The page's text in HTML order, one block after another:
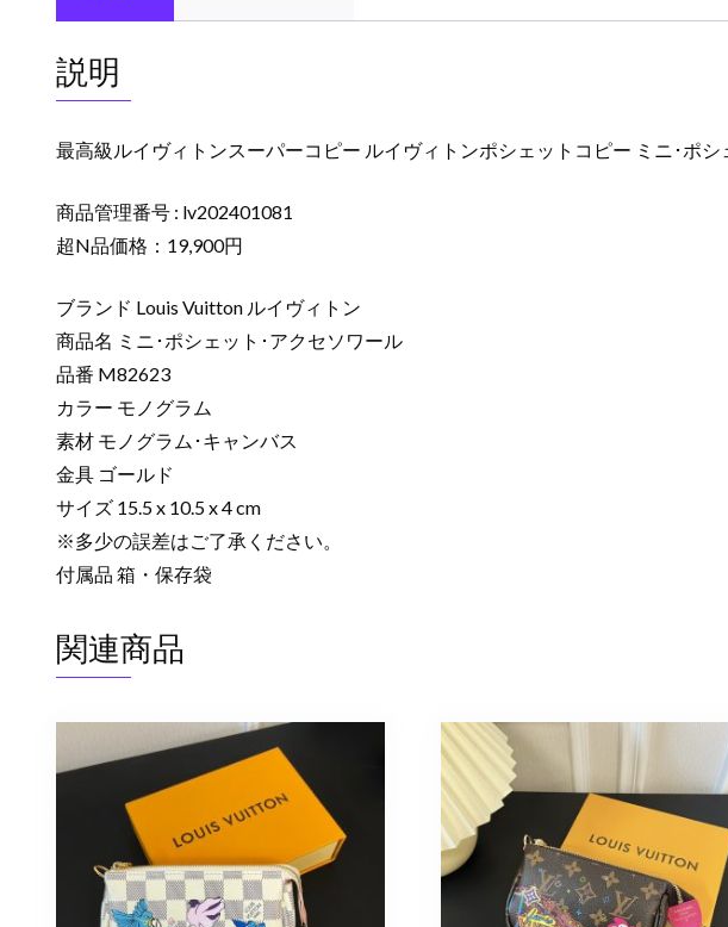
説明
最高級ルイヴィトンスーパーコピー ルイヴィトンポシェットコピー ミニ･ポ
商品管理番号 : lv202401081
超N品価格：19,900円
ブランド Louis Vuitton ルイヴィトン
商品名 ミニ･ポシェット･アクセソワール
品番 M82623
カラー モノグラム
素材 モノグラム･キャンバス
金具 ゴールド
サイズ 15.5 x 10.5 x 4 cm
※多少の誤差はご了承ください。
付属品 箱・保存袋
関連商品